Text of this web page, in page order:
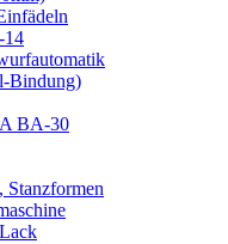
14
Bindung)
BA-30
Stanzformen